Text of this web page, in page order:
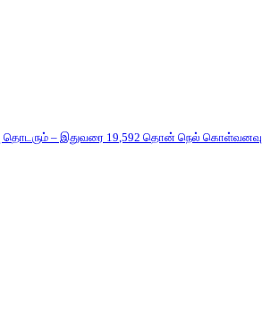
தொடரும் – இதுவரை 19,592 தொன் நெல் கொள்வனவு